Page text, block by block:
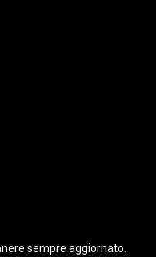
sempre aggiornato.